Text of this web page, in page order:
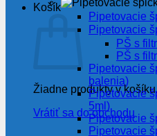
Košík
Žiadne produkty v
Vrátiť sa do obchodu
Pipetovacie
Pipetovacie
PŠ s
PŠ s
Pipetovacie
balenia)
Pipetovacie
5ml)
Pipetovacie
Pipetovacie